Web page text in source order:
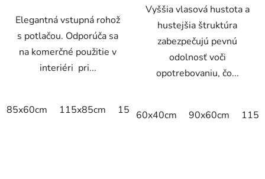
Elegantná vstupná rohož
s potlačou. Odporúča sa
na komerčné použitie v
interiéri pri...
85x60cm 115x85cm 150x85cm 180x115cm
Vyššia vlasová hustota a
hustejšia štruktúra
zabezpečujú pevnú
odolnosť voči
opotrebovaniu, čo...
60x40cm 90x60cm